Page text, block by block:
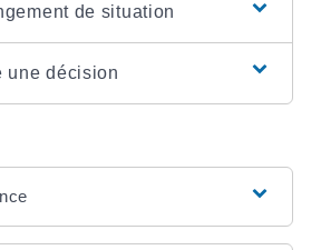
de situation
une décision